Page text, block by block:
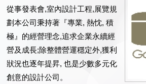
從事發表會,室內設計工程,展覽規
劃本公司秉持著『專業, 熱忱, 積
極』的經營理念,追求企業永續經
營及成長;除整體營運穩定外,獲利
狀況也逐年提昇, 也是少數多元化
創意的設計公司。